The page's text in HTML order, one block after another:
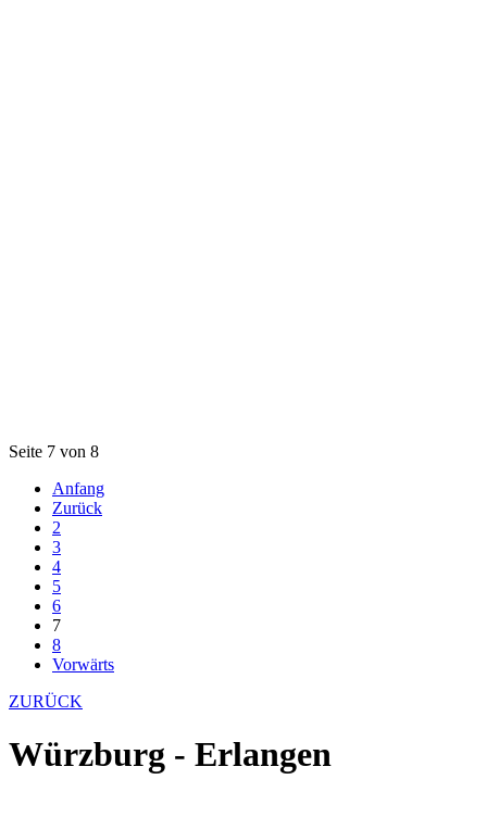
Seite 7 von 8
Anfang
Zurück
2
3
4
5
6
7
8
Vorwärts
ZURÜCK
Würzburg - Erlangen